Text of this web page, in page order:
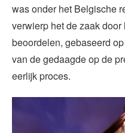
was onder het Belgische
verwierp het de zaak
beoordelen, gebaseerd
van de gedaagde op de
eerlijk proces.